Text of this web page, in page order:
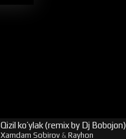
Qizil ko’ylak (remix by Dj Bobojon)
Xamdam Sobirov &Rayhon